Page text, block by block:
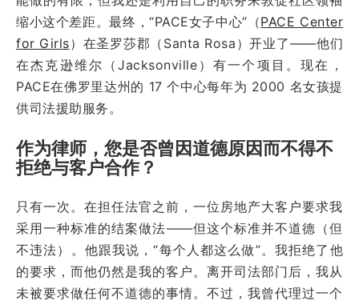
缩小这个差距。最终，“PACE女子中心”（PACE Center
for Girls）在圣罗莎郡（Santa Rosa）开业了——他们
在杰克逊维尔（Jacksonville）有一个项目。现在，
PACE在佛罗里达州的 17 个中心每年为 2000 名女孩提
供司法援助服务。
作为律师，您是否曾因道德原因而不得不
拒绝与客户合作？
只有一次。在担任法官之前，一位房地产大客户要求我
采用一种标准的结案做法——但这个标准并不道德（但
不违法）。他跟我说，“每个人都这么做”。我拒绝了他
的要求，而他仍然是我的客户。离开司法部门后，我从
未被要求做任何不道德的事情。不过，我曾代理过一个